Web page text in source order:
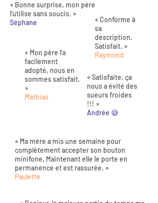
« Bonne surprise, mon père
l'utilise sans soucis. »
Séphane
« Mon père l'a
facilement
adopté, nous en
sommes satisfait.
»
Mathias
« Conforme à
sa
description.
Satisfait. »
Raymond
« Satisfaite, ça
nous a évité des
sueurs froides
!!! »
Andrée 😅
« Ma mère a mis une semaine pour
complètement accepter son bouton
minifone. Maintenant elle le porte en
permanence et est rassurée. »
Paulette